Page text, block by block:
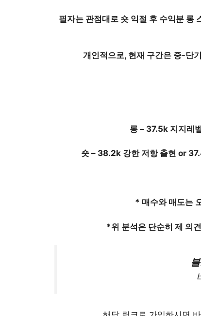
필자는 관점대로 숏 익절 후 수익분 롱
개인적으로, 현재 구간은 중-단
롱 – 37.5k 지지레
숏 – 38.2k 강한 저항 출현 or
* 매수와 매도는
*위 분석은 단순히 제 의